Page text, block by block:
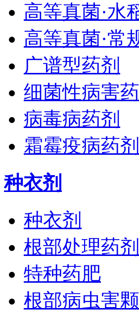
高等真菌·水
高等真菌·常
广谱型药剂
细菌性病害
病毒病药剂
霜霉疫病药剂
种衣剂
种衣剂
根部处理药剂
特种药肥
根部病虫害